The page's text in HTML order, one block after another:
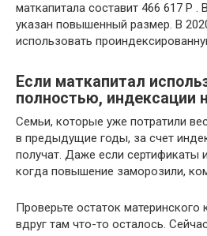
маткапитала составит 466 617 Р .
указан повышенный размер. В
использовать
Если маткапитал
полностью, индексации
Семьи, которые уже потратили
в предыдущие годы, за счет
получат. Даже если сертификаты
когда повышение заморозили,
Проверьте остаток
вдруг там что-то осталось.